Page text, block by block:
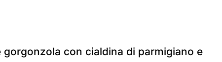
gorgonzola con cialdina di parmigiano e